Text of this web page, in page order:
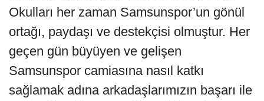
Okulları her zaman Samsunspor’un gönül
ortağı, paydaşı ve destekçisi olmuştur. Her
geçen gün büyüyen ve gelişen
Samsunspor camiasına nasıl katkı
sağlamak adına arkadaşlarımızın başarı ile